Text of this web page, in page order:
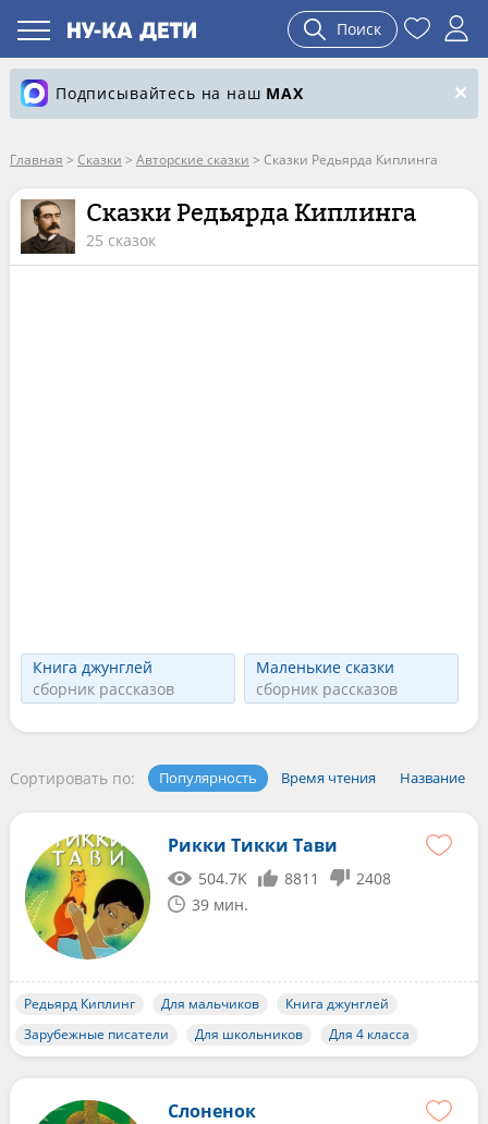
Поиск
Подписывайтесь на наш MAX
Главная > Сказки > Авторские сказки > Сказки Редьярда Киплинга
Сказки Редьярда Киплинга
25 сказок
Книга джунглей
сборник рассказов
Маленькие сказки
сборник рассказов
Сортировать по: Популярность Время чтения Название
Рикки Тикки Тави
504.7K 8811
2408
39 мин.
Редьярд Киплинг Для мальчиков
Книга джунглей
Зарубежные писатели
Для школьников Для 4 класса
Слоненок